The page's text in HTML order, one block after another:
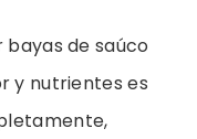
de saúco
y nutrientes es